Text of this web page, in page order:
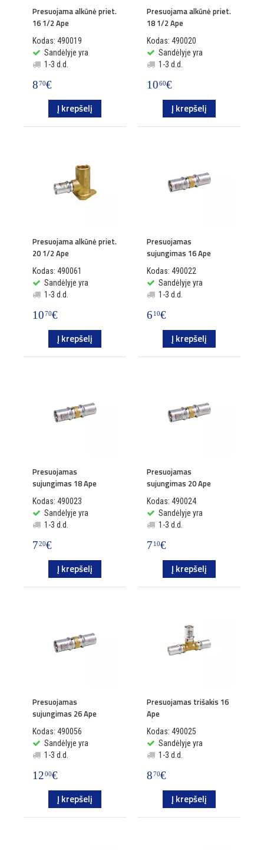
Presuojama alkūnė priet.
16 1/2 Ape
Kodas: 490019
Sandėlyje yra
1-3 d.d.
870€
Į krepšelį
Presuojama alkūnė priet.
18 1/2 Ape
Kodas: 490020
Sandėlyje yra
1-3 d.d.
1060€
Į krepšelį
Presuojama alkūnė priet.
20 1/2 Ape
Kodas: 490061
Sandėlyje yra
1-3 d.d.
1070€
Į krepšelį
Presuojamas
sujungimas 16 Ape
Kodas: 490022
Sandėlyje yra
1-3 d.d.
6 10€
Į krepšelį
Presuojamas
sujungimas 18 Ape
Kodas: 490023
Sandėlyje yra
1-3 d.d.
720€
Į krepšelį
Presuojamas
sujungimas 20 Ape
Kodas: 490024
Sandėlyje yra
1-3 d.d.
7 10€
Į krepšelį
Presuojamas
sujungimas 26 Ape
Kodas: 490056
Sandėlyje yra
1-3 d.d.
1200€
Į krepšelį
Presuojamas trišakis 16
Ape
Kodas: 490025
Sandėlyje yra
1-3 d.d.
870€
Į krepšelį